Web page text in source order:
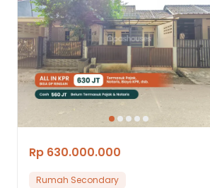
18 Menit ke Terminal Ciledug
Rp 630.000.000
Rumah Secondary